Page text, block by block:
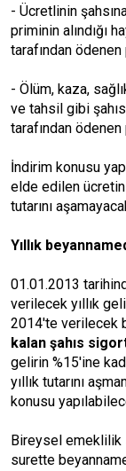
- Ücretlinin
priminin alındığı
tarafından
- Ölüm, kaza,
ve tahsil gibi
tarafından
İndirim konusu
elde edilen ücretin
tutarını
Yıllık
01.01.2013
verilecek yıllık
2014'te verilecek
kalan şahıs
gelirin %15'ine
yıllık tutarını
konusu
Bireysel emeklilik
surette